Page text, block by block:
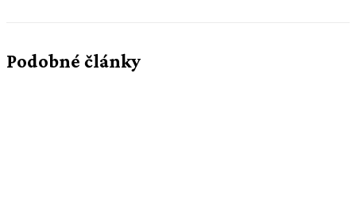
Podobné články